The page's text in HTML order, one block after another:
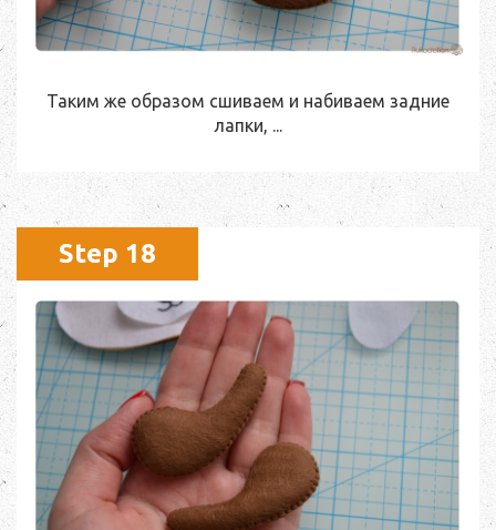
Таким же образом сшиваем и набиваем задние
лапки, ...
Step 18